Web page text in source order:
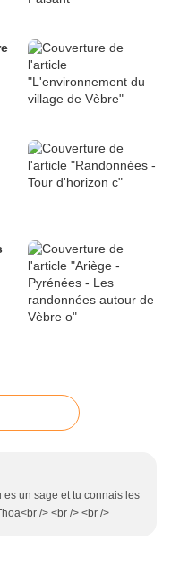
es un sage et tu connais les
/> <br /> <br />